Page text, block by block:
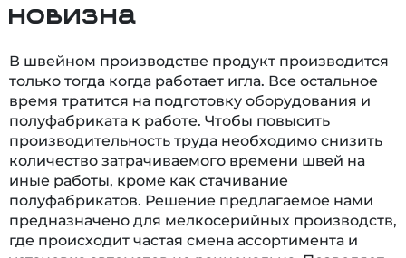
новизна
В швейном производстве продукт производится
только тогда когда работает игла. Все остальное
время тратится на подготовку оборудования и
полуфабриката к работе. Чтобы повысить
производительность труда необходимо снизить
количество затрачиваемого времени швей на
иные работы, кроме как стачивание
полуфабрикатов. Решение предлагаемое нами
предназначено для мелкосерийных производств,
где происходит частая смена ассортимента и